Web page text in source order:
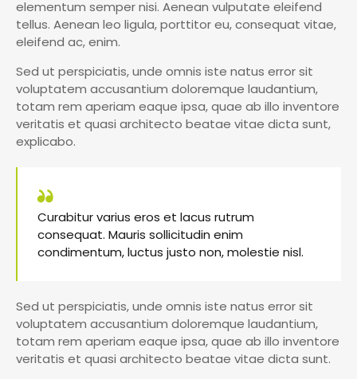
elementum semper nisi. Aenean vulputate eleifend
tellus. Aenean leo ligula, porttitor eu, consequat vitae,
eleifend ac, enim.
Sed ut perspiciatis, unde omnis iste natus error sit
voluptatem accusantium doloremque laudantium,
totam rem aperiam eaque ipsa, quae ab illo inventore
veritatis et quasi architecto beatae vitae dicta sunt,
explicabo.
Curabitur varius eros et lacus rutrum
consequat. Mauris sollicitudin enim
condimentum, luctus justo non, molestie nisl.
Sed ut perspiciatis, unde omnis iste natus error sit
voluptatem accusantium doloremque laudantium,
totam rem aperiam eaque ipsa, quae ab illo inventore
veritatis et quasi architecto beatae vitae dicta sunt.